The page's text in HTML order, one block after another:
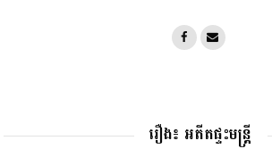
រឿង៖ អតីតផ្ទះមន្រ្តី